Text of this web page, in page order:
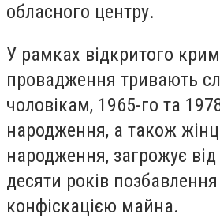
обласного центру.
У рамках відкритого
провадження тривають
чоловікам, 1965-го та
народження, а також
народження, загрожує
десяти років позбавлення
конфіскацією майна.